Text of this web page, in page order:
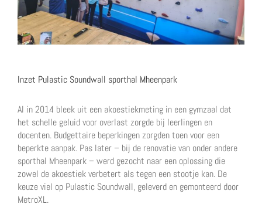
Inzet Pulastic Soundwall sporthal Mheenpark
Al in 2014 bleek uit een akoestiekmeting in een gymzaal dat
het schelle geluid voor overlast zorgde bij leerlingen en
docenten. Budgettaire beperkingen zorgden toen voor een
beperkte aanpak. Pas later – bij de renovatie van onder andere
sporthal Mheenpark – werd gezocht naar een oplossing die
zowel de akoestiek verbetert als tegen een stootje kan. De
keuze viel op Pulastic Soundwall, geleverd en gemonteerd door
MetroXL.